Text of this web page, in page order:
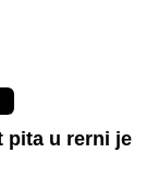
pita u rerni je